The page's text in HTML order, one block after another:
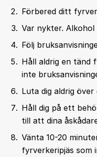
Förbered ditt
Var nykter.
Följ
Håll aldrig en tänd
inte
Luta dig aldrig
Håll dig på ett
till att dina
Vänta 10-20
fyrverkeripjäs som